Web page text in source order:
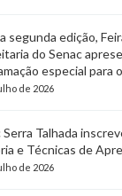
segunda edição,
do Senac
especial para
de 2026
Serra Talhada
e Técnicas de
de 2026